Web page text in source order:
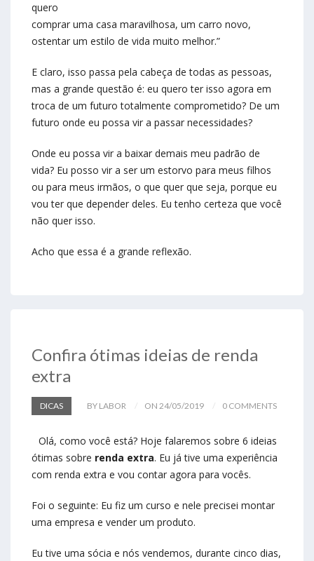
quero
comprar uma casa maravilhosa, um carro novo,
ostentar um estilo de vida muito melhor.”
E claro, isso passa pela cabeça de todas as pessoas,
mas a grande questão é: eu quero ter isso agora em
troca de um futuro totalmente comprometido? De um
futuro onde eu possa vir a passar necessidades?
Onde eu possa vir a baixar demais meu padrão de
vida? Eu posso vir a ser um estorvo para meus filhos
ou para meus irmãos, o que quer que seja, porque eu
vou ter que depender deles. Eu tenho certeza que você
não quer isso.
Acho que essa é a grande reflexão.
Confira ótimas ideias de renda
extra
DICAS BY LABOR ON 24/05/2019 0 COMMENTS
Olá, como você está? Hoje falaremos sobre 6 ideias
ótimas sobre renda extra. Eu já tive uma experiência
com renda extra e vou contar agora para vocês.
Foi o seguinte: Eu fiz um curso e nele precisei montar
uma empresa e vender um produto.
Eu tive uma sócia e nós vendemos, durante cinco dias,